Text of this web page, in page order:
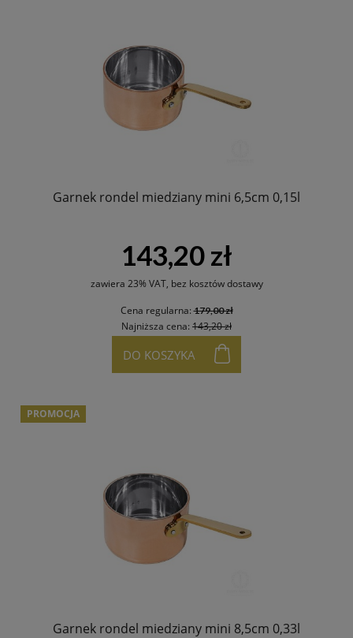
Garnek rondel miedziany mini 6,5cm 0,15l
143,20 zł
zawiera 23% VAT, bez kosztów dostawy
Cena regularna:179,00 zł
Najniższa cena: 143,20 zł
DO KOSZYKA
Garnek rondel miedziany mini 8,5cm 0,33l
PROMOCJA